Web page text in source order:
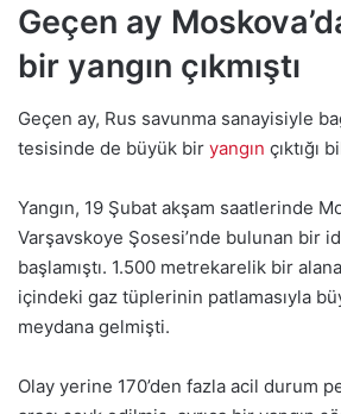
Geçen ay
bir yangın çıkmıştı
Geçen ay, Rus savunma sanayisiyle
tesisinde de büyük bir yangın çıktığı
Yangın, 19 Şubat akşam saatlerinde
Varşavskoye Şosesi’nde bulunan bir
başlamıştı. 1.500 metrekarelik bir
içindeki gaz tüplerinin patlamasıyla
meydana gelmişti.
Olay yerine 170’den fazla acil durum